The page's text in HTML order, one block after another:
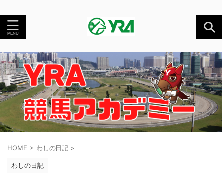
HOME > わしの日記 >
わしの日記